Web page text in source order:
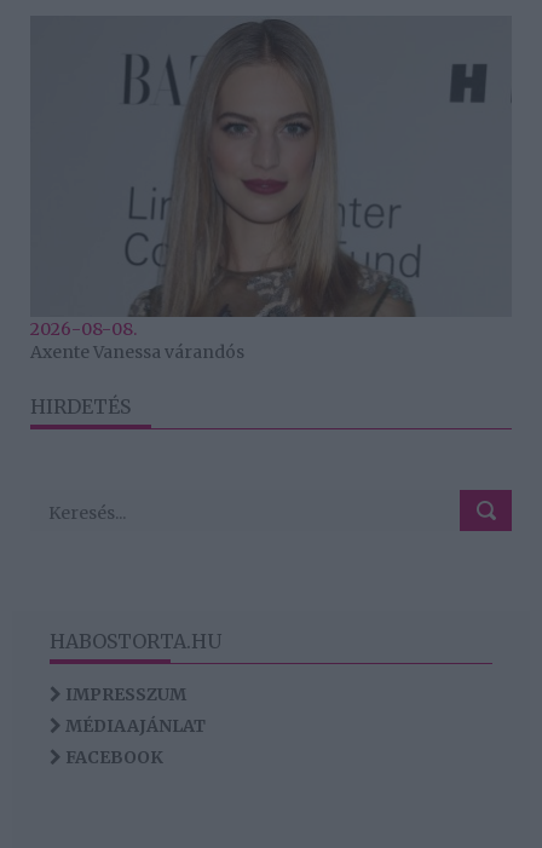
2026-08-08.
Axente Vanessa várandós
HIRDETÉS
HABOSTORTA.HU
IMPRESSZUM
MÉDIAAJÁNLAT
FACEBOOK